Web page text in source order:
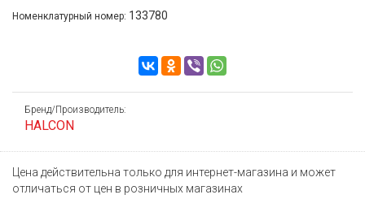
Номенклатурный номер: 133780
Бренд/Производитель:
HALCON
Цена действительна только для интернет-магазина и может
отличаться от цен в розничных магазинах